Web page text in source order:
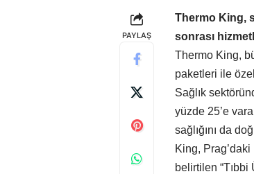
PAYLAŞ
Thermo King,
sonrası
Thermo King,
paketleri ile
Sağlık
yüzde 25’e
sağlığını da
King,
belirtilen “Tıbbi